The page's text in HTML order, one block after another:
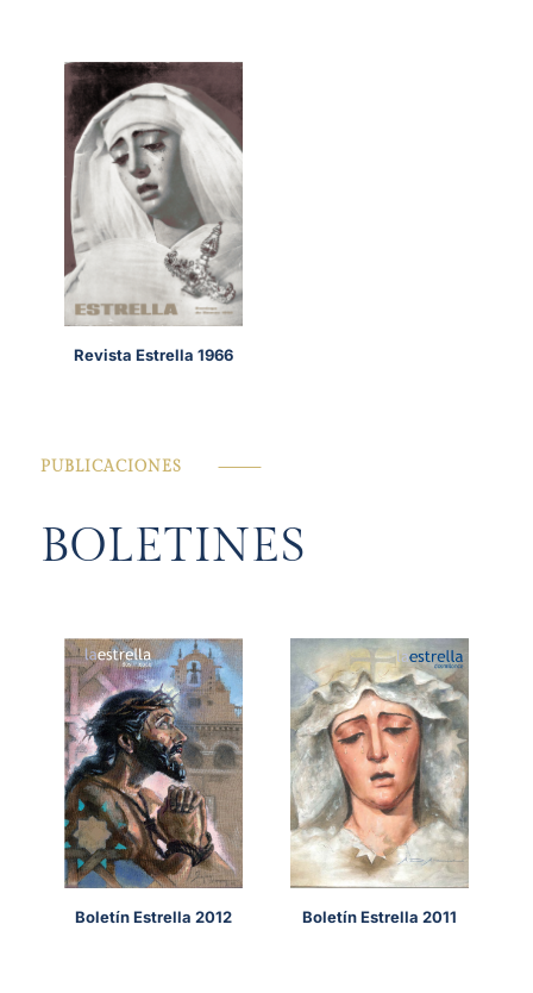
Revista Estrella 1966
PUBLICACIONES ⸻
BOLETINES
Boletín Estrella 2012 Boletín Estrella 2011